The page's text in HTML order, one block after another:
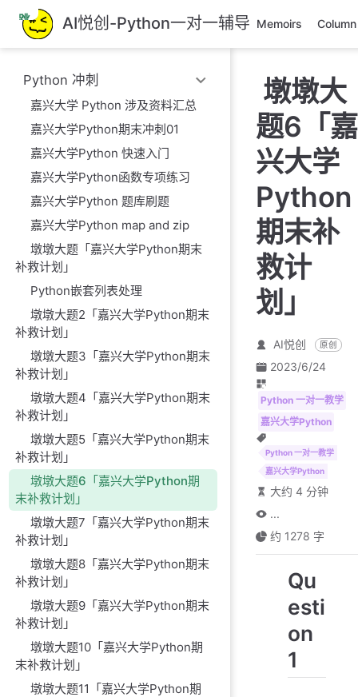
跳
至
主
內
AI悦创-Python一对一辅导 Memoirs Column
Python 冲刺
嘉兴大学 Python 涉及资料汇总
嘉兴大学Python期末冲刺01
嘉兴大学Python 快速入门
嘉兴大学Python函数专项练习
嘉兴大学Python 题库刷题
嘉兴大学Python map and zip
墩墩大题「嘉兴大学Python期末
补救计划」
Python嵌套列表处理
墩墩大题2「嘉兴大学Python期末
补救计划」
墩墩大题3「嘉兴大学Python期末
补救计划」
墩墩大题4「嘉兴大学Python期末
补救计划」
墩墩大题5「嘉兴大学Python期末
补救计划」
墩墩大题6「嘉兴大学Python期
末补救计划」
墩墩大题7「嘉兴大学Python期末
补救计划」
墩墩大题8「嘉兴大学Python期末
补救计划」
墩墩大题9「嘉兴大学Python期末
补救计划」
墩墩大题10「嘉兴大学Python期
末补救计划」
墩墩大题11「嘉兴大学Python期
墩墩大
题6「嘉
兴大学
Python
期末补
救计
划」
AI悦创 原创
2023/6/24
Python 一对一教学
嘉兴大学Python
Python 一对一教学
嘉兴大学Python
大约 4 分钟
...
约 1278 字
Qu
esti
on
1